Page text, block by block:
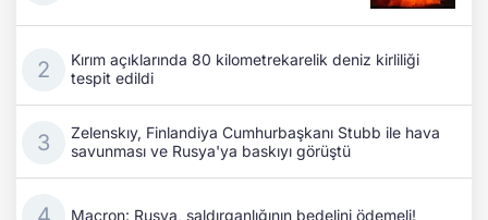
Kırım açıklarında 80 kilometrekarelik deniz kirliliği
tespit edildi
Zelenskıy, Finlandiya Cumhurbaşkanı Stubb ile hava
savunması ve Rusya'ya baskıyı görüştü
Macron: Rusya, saldırganlığının bedelini ödemeli!